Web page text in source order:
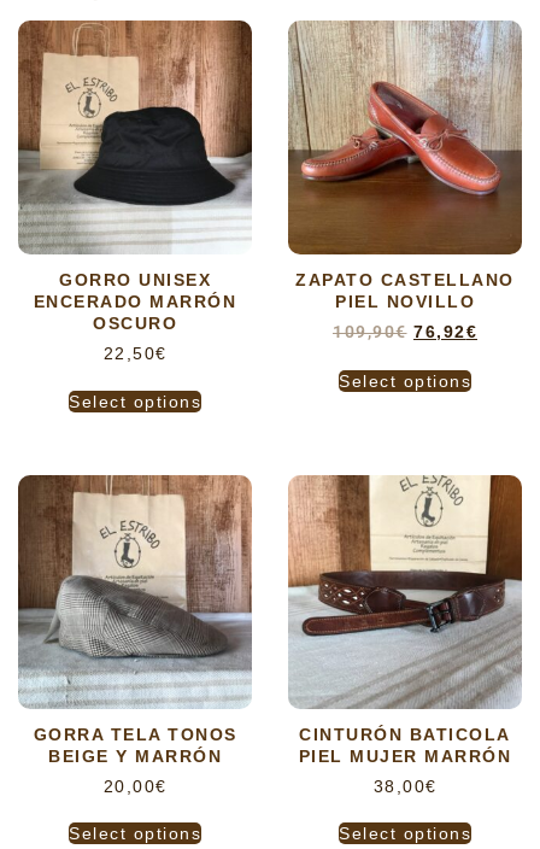
GORRO UNISEX
ENCERADO MARRÓN
OSCURO
22,50€
Select options
ZAPATO CASTELLANO
PIEL NOVILLO
109,90€ 76,92€
Select options
GORRA TELA TONOS
BEIGE Y MARRÓN
20,00€
Select options
CINTURÓN BATICOLA
PIEL MUJER MARRÓN
38,00€
Select options